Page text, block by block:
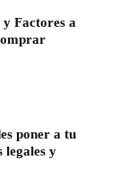
Factores a
poner a tu
legales y